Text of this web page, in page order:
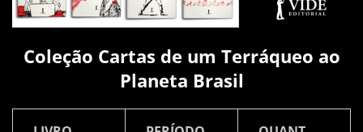
Coleção Cartas de um Terráqueo ao
Planeta Brasil